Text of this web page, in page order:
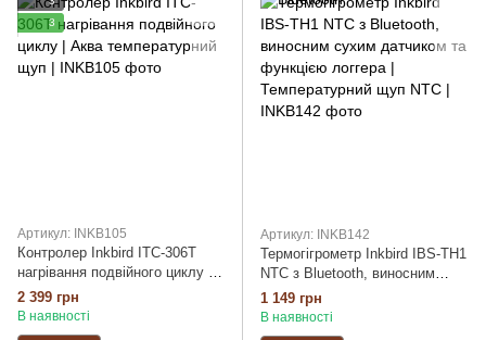
3
Артикул: INKB105
Контролер Inkbird ITC-306T
нагрівання подвійного циклу |
Аква температурний щуп
2 399 грн
В наявності
Артикул: INKB142
Термогігрометр Inkbird IBS-TH1
NTC з Bluetooth, виносним
сухим датчиком та функцією
логгера | Температурний щуп
1 149 грн
В наявності